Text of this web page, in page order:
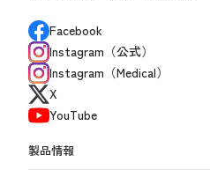
Facebook
Instagram（公式）
Instagram（Medical）
X
YouTube
製品情報